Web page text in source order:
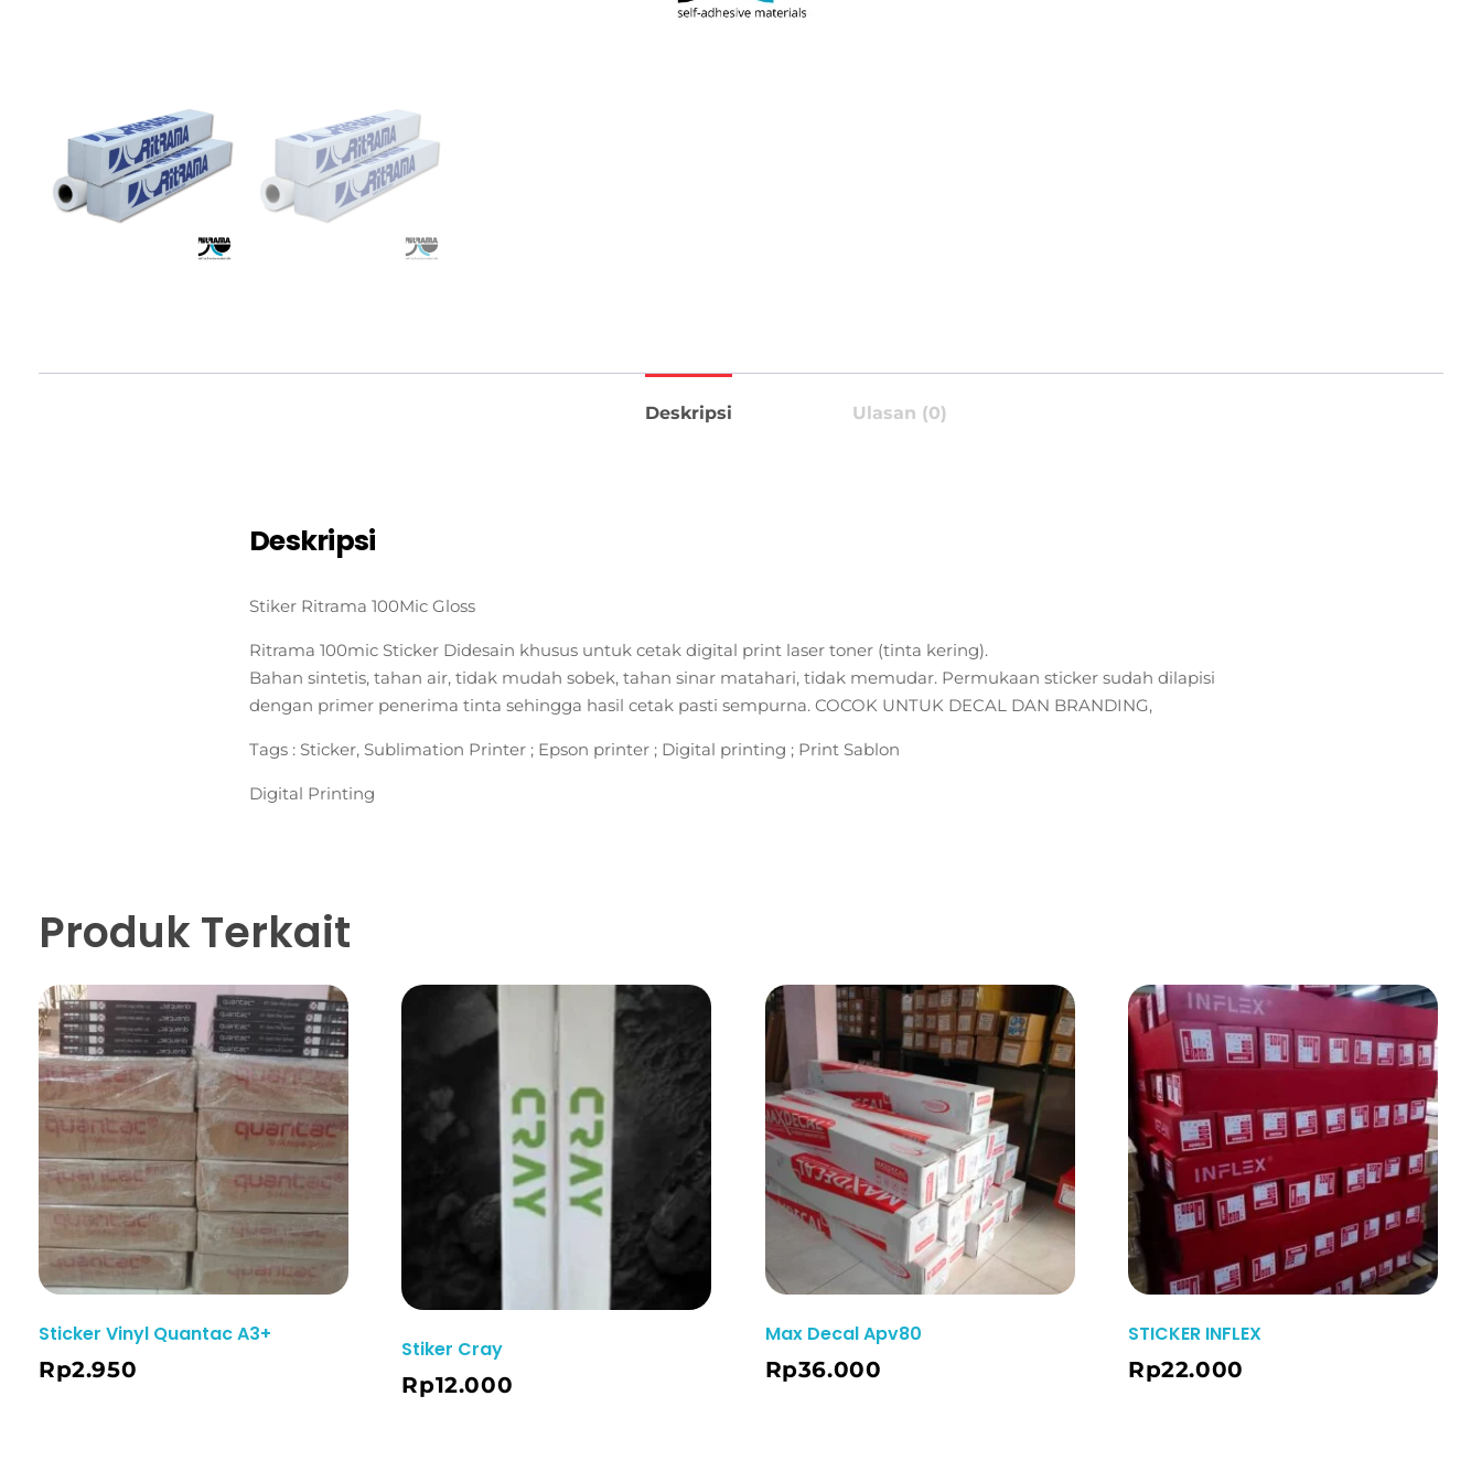
Deskripsi Ulasan (0)
Deskripsi
Stiker Ritrama 100Mic Gloss
Ritrama 100mic Sticker Didesain khusus untuk cetak digital print laser toner (tinta kering).
Bahan sintetis, tahan air, tidak mudah sobek, tahan sinar matahari, tidak memudar. Permukaan sticker sudah dilapisi
dengan primer penerima tinta sehingga hasil cetak pasti sempurna. COCOK UNTUK DECAL DAN BRANDING,
Tags : Sticker, Sublimation Printer ; Epson printer ; Digital printing ; Print Sablon
Digital Printing
Produk Terkait
Sticker Vinyl Quantac A3+
Rp2.950
Stiker Cray
Rp12.000
Max Decal Apv80
Rp36.000
STICKER INFLEX
Rp22.000